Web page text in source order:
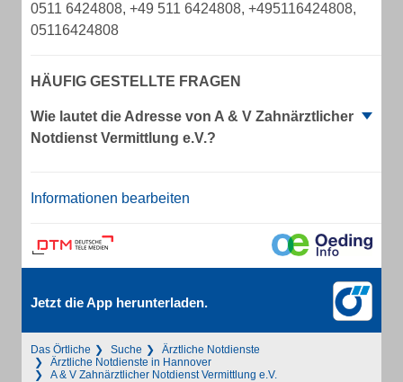
0511 6424808, +49 511 6424808, +495116424808,
05116424808
HÄUFIG GESTELLTE FRAGEN
Wie lautet die Adresse von A & V Zahnärztlicher
Notdienst Vermittlung e.V.?
Informationen bearbeiten
Jetzt die App herunterladen.
Das Örtliche Suche
Ärztliche Notdienste
Ärztliche Notdienste in Hannover
A & V Zahnärztlicher Notdienst Vermittlung e.V.